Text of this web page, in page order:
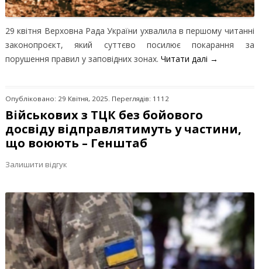
29 квітня Верховна Рада України ухвалила в першому читанні
законопроєкт, який суттєво посилює покарання за
порушення правил у заповідних зонах. Читати далі →
Опубліковано: 29 Квітня, 2025. Переглядів: 1112
Військових з ТЦК без бойового
досвіду відправлятимуть у частини,
що воюють – Генштаб
Залишити відгук